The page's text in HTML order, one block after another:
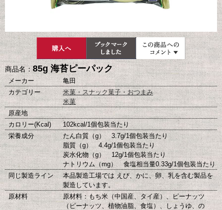
商品名：85g 海苔ピーパック
メーカー
亀田
カテゴリー
米菓・スナック菓子・おつまみ
米菓
原産地
カロリー(Kcal)
102kcal/1個包装当たり
栄養成分
たん白質（g） 3.7g/1個包装当たり
脂質（g） 4.4g/1個包装当たり
炭水化物（g） 12g/1個包装当たり
ナトリウム（mg） 食塩相当量0.33g/1個包装当たり
同じ製造ライン
本品製造工場では えび、かに、卵、乳を含む製品を
製造しています。
原材料
原材料：もち米（中国産、タイ産）、ピーナッツ
（ピーナッツ、植物油脂、食塩）、しょうゆ、の